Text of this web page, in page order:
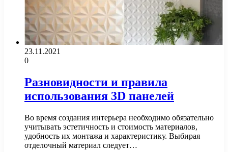
23.11.2021
0
Разновидности и правила
использования 3D панелей
Во время создания интерьера необходимо обязательно
учитывать эстетичность и стоимость материалов,
удобность их монтажа и характеристику. Выбирая
отделочный материал следует…